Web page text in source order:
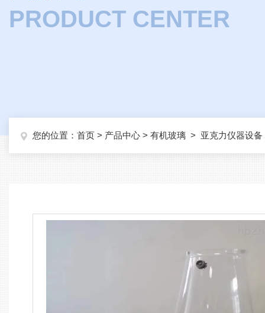
PRODUCT CENTER
您的位置： 首页 > 产品中心 > 有机玻璃 > 亚克力仪器设备